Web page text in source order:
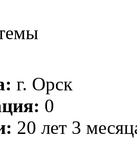
г. Орск
0
20 лет 3